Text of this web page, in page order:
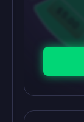
$5.00